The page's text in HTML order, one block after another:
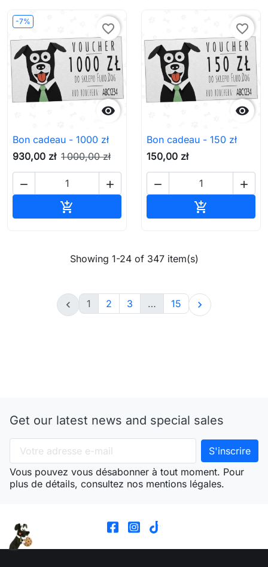
-7%

favorite_border
Bon cadeau - 1000 zł
930,00 zł 1 000,00 zł
 


favorite_border
Bon cadeau - 150 zł
150,00 zł
 

Showing 1-24 of 347 item(s)
 1 2 3 … 15 
Get our latest news and special sales
Vous pouvez vous désabonner à tout moment. Pour
plus de détails, consultez nos mentions légales.